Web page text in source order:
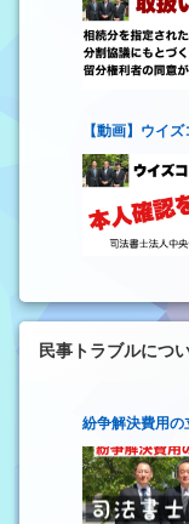
【動画】ウイ
民事トラブルにつ
紛争解決費用